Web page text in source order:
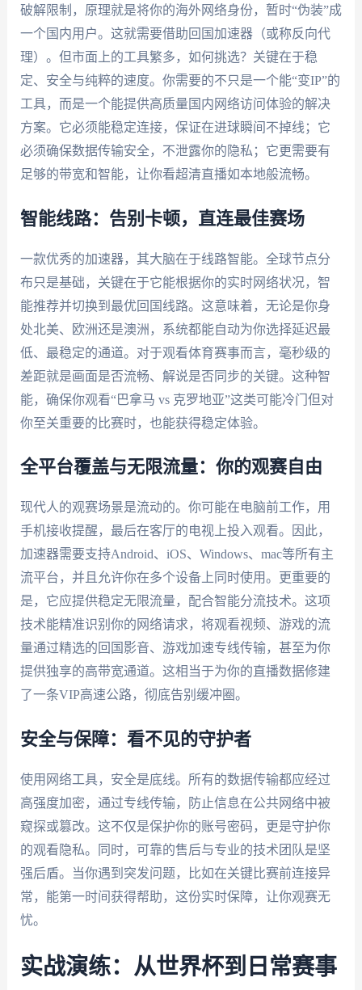
破解限制，原理就是将你的海外网络身份，暂时“伪装”成
一个国内用户。这就需要借助回国加速器（或称反向代
理）。但市面上的工具繁多，如何挑选？关键在于稳
定、安全与纯粹的速度。你需要的不只是一个能“变IP”的
工具，而是一个能提供高质量国内网络访问体验的解决
方案。它必须能稳定连接，保证在进球瞬间不掉线；它
必须确保数据传输安全，不泄露你的隐私；它更需要有
足够的带宽和智能，让你看超清直播如本地般流畅。
智能线路：告别卡顿，直连最佳赛场
一款优秀的加速器，其大脑在于线路智能。全球节点分
布只是基础，关键在于它能根据你的实时网络状况，智
能推荐并切换到最优回国线路。这意味着，无论是你身
处北美、欧洲还是澳洲，系统都能自动为你选择延迟最
低、最稳定的通道。对于观看体育赛事而言，毫秒级的
差距就是画面是否流畅、解说是否同步的关键。这种智
能，确保你观看“巴拿马 vs 克罗地亚”这类可能冷门但对
你至关重要的比赛时，也能获得稳定体验。
全平台覆盖与无限流量：你的观赛自由
现代人的观赛场景是流动的。你可能在电脑前工作，用
手机接收提醒，最后在客厅的电视上投入观看。因此，
加速器需要支持Android、iOS、Windows、mac等所有主
流平台，并且允许你在多个设备上同时使用。更重要的
是，它应提供稳定无限流量，配合智能分流技术。这项
技术能精准识别你的网络请求，将观看视频、游戏的流
量通过精选的回国影音、游戏加速专线传输，甚至为你
提供独享的高带宽通道。这相当于为你的直播数据修建
了一条VIP高速公路，彻底告别缓冲圈。
安全与保障：看不见的守护者
使用网络工具，安全是底线。所有的数据传输都应经过
高强度加密，通过专线传输，防止信息在公共网络中被
窥探或篡改。这不仅是保护你的账号密码，更是守护你
的观看隐私。同时，可靠的售后与专业的技术团队是坚
强后盾。当你遇到突发问题，比如在关键比赛前连接异
常，能第一时间获得帮助，这份实时保障，让你观赛无
忧。
实战演练：从世界杯到日常赛事